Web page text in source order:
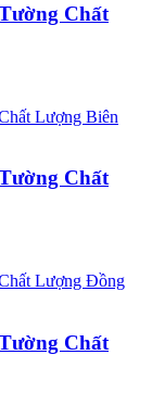
Chất
Chất
Chất